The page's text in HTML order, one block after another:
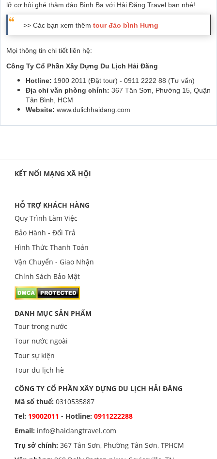
lỡ cơ hội ghé thăm đảo Bình Ba với Hải Đăng Travel bạn nhé!
>> Các bạn xem thêm tour đảo bình Hưng
Mọi thông tin chi tiết liên hệ:
Công Ty Cổ Phần Xây Dựng Du Lịch Hải Đăng
Hotline: 1900 2011 (Đặt tour) - 0911 2222 88 (Tư vấn)
Địa chỉ văn phòng chính: 367 Tân Sơn, Phường 15, Quận
Tân Bình, HCM
Website: www.dulichhaidang.com
KẾT NỐI MẠNG XÃ HỘI
HỖ TRỢ KHÁCH HÀNG
Quy Trình Làm Việc
Bảo Hành - Đổi Trả
Hình Thức Thanh Toán
Vận Chuyển - Giao Nhận
Chính Sách Bảo Mật
DANH MỤC SẢN PHẨM
Tour trong nước
Tour nước ngoài
Tour sự kiện
Tour du lịch hè
CÔNG TY CỔ PHẦN XÂY DỰNG DU LỊCH HẢI ĐĂNG
Mã số thuế: 0310535887
Tel: 19002011 - Hotline: 0911222288
Email: info@haidangtravel.com
Trụ sở chính: 367 Tân Sơn, Phường Tân Sơn, TPHCM